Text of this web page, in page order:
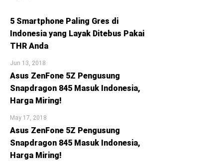
5 Smartphone Paling Gres di
Indonesia yang Layak Ditebus Pakai
THR Anda
Jun 13, 2018
Asus ZenFone 5Z Pengusung
Snapdragon 845 Masuk Indonesia,
Harga Miring!
May 17, 2018
Asus ZenFone 5Z Pengusung
Snapdragon 845 Masuk Indonesia,
Harga Miring!